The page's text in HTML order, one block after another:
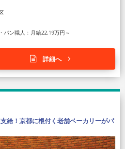
パン職人：月給22.19万円～
詳細へ
給！京都に根付く老舗ベーカリーがパ